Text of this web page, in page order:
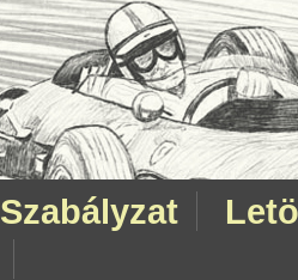
Szabályzat